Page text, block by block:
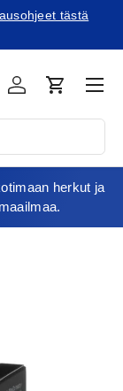
tästä
KirjauduOstoskori
herkut ja